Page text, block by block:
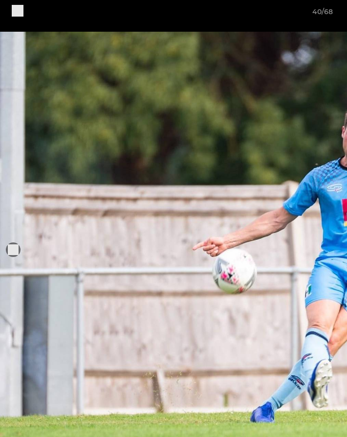
40/68